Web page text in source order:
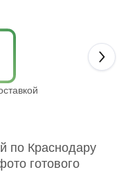
по Краснодару
готового